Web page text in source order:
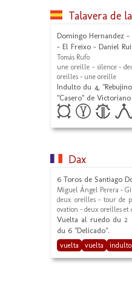
Talavera de
Domingo Hernandez
- El Freixo - Daniel
Tomás Rufo
une oreille - silence -
oreilles - une oreille
Indulto du 4,
"Casero" de
Dax
6 Toros de Santiago
Miguel Ángel Perera -
deux oreilles - tour de
ovation - deux oreilles et
Vuelta al ruedo du 2
du 6 "Delicado".
vuelta vuelta indulto